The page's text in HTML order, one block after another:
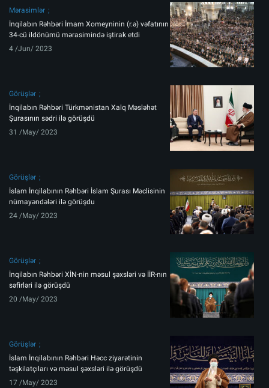
Mərasimlər
İnqilabın Rəhbəri İmam Xomeyninin (r.ə) vəfatının
34-cü ildönümü mərasimində iştirak etdi
4 /Jun/ 2023
Görüşlər
İnqilabın Rəhbəri Türkmənistan Xalq Məsləhət
Şurasının sədri ilə görüşdü
31 /May/ 2023
Görüşlər
İslam İnqilabının Rəhbəri İslam Şurası Məclisinin
nümayəndələri ilə görüşdu
24 /May/ 2023
Görüşlər
İnqilabın Rəhbəri XİN-nin məsul şəxsləri və İİR-nın
səfirləri ilə görüşdü
20 /May/ 2023
Görüşlər
İslam İnqilabının Rəhbəri Həcc ziyarətinin
təşkilatçıları və məsul şəxsləri ilə görüşdü
17 /May/ 2023